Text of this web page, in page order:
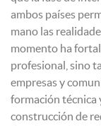
ambos países
mano las
momento ha
profesional, sino
empresas y
formación técnica
construcción de